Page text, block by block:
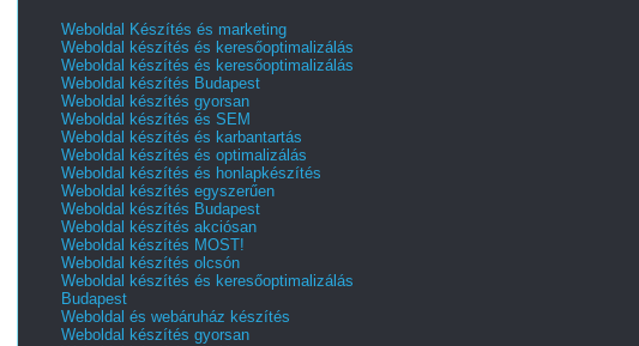
Weboldal Készítés és marketing
Weboldal készítés és keresőoptimalizálás
Weboldal készítés és keresőoptimalizálás
Weboldal készítés Budapest
Weboldal készítés gyorsan
Weboldal készítés és SEM
Weboldal készítés és karbantartás
Weboldal készítés és optimalizálás
Weboldal készítés és honlapkészítés
Weboldal készítés egyszerűen
Weboldal készítés Budapest
Weboldal készítés akciósan
Weboldal készítés MOST!
Weboldal készítés olcsón
Weboldal készítés és keresőoptimalizálás
Budapest
Weboldal és webáruház készítés
Weboldal készítés gyorsan